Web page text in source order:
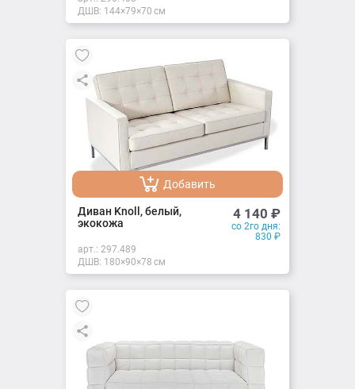
ДШВ: 144×79×70 см
Добавить
Добавлено
Диван Knoll, белый,
экокожа
4 140 ₽
со 2го дня:
830 ₽
арт.: 297.489
ДШВ: 180×90×78 см